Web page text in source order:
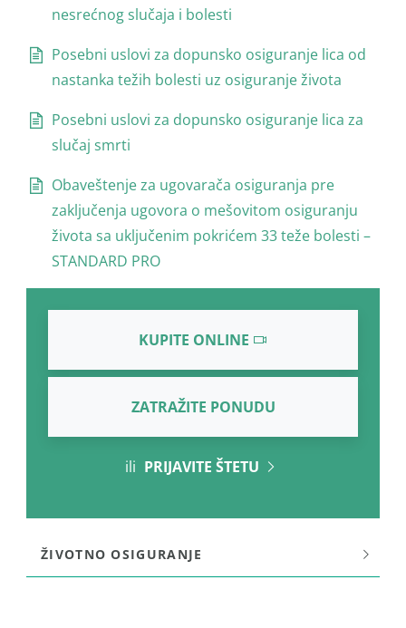
nesrećnog slučaja i bolesti
Posebni uslovi za dopunsko osiguranje lica od
nastanka težih bolesti uz osiguranje života
Posebni uslovi za dopunsko osiguranje lica za
slučaj smrti
Obaveštenje za ugovarača osiguranja pre
zaključenja ugovora o mešovitom osiguranju
života sa uključenim pokrićem 33 teže bolesti –
STANDARD PRO
KUPITE ONLINE
ZATRAŽITE PONUDU
ili PRIJAVITE ŠTETU
ŽIVOTNO OSIGURANJE